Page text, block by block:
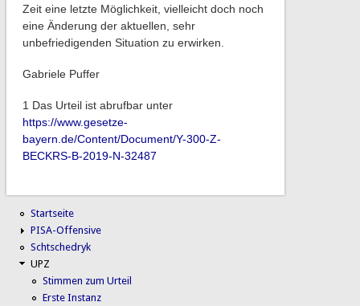
Zeit eine letzte Möglichkeit, vielleicht doch noch
eine Änderung der aktuellen, sehr
unbefriedigenden Situation zu erwirken.
Gabriele Puffer
1 Das Urteil ist abrufbar unter
https://www.gesetze-
bayern.de/Content/Document/Y-300-Z-
BECKRS-B-2019-N-32487
Startseite
PISA-Offensive
Schtschedryk
UPZ
Stimmen zum Urteil
Erste Instanz